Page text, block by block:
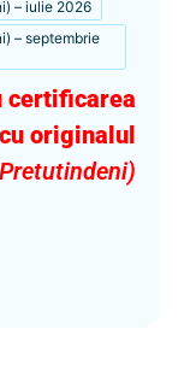
– iulie 2026
– septembrie
certificarea
originalul